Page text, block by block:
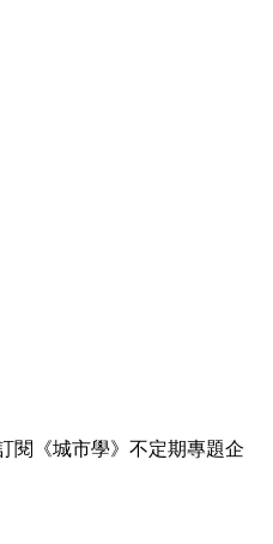
閱《城市學》不定期專題企